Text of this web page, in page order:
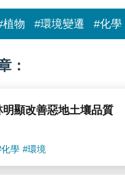
植物 #環境變遷 #化學
：
明顯改善惡地土壤品質
學 #環境